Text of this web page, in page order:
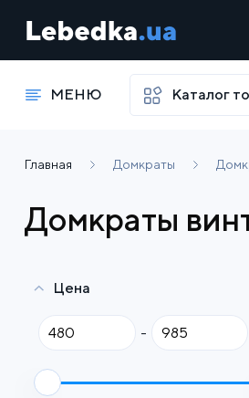
МЕНЮ Каталог
Главная Домкраты
Домкраты
Цена
-